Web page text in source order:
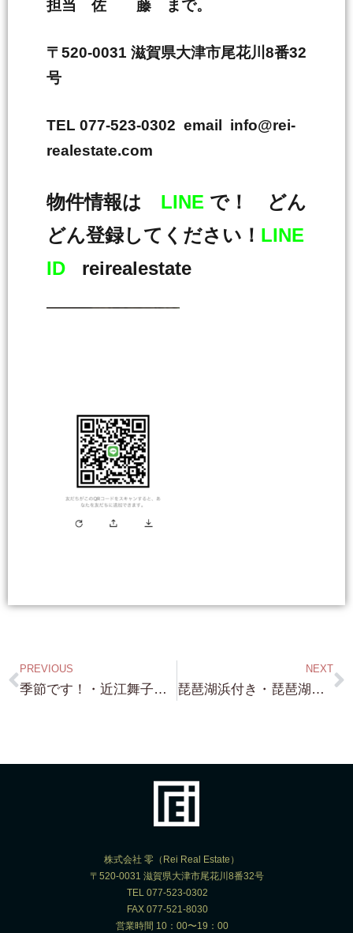
担当 佐 藤 まで。
〒520-0031 滋賀県大津市尾花川8番32
号
TEL 077-523-0302 email info@rei-
realestate.com
物件情報は LINE で！ どん
どん登録してください！ LINE
ID reirealestate
PREVIOUS
季節です！・近江舞子・琵琶湖浜付き・約100坪・前面砂浜！・荒川・琵琶湖浜付き・約350坪など 沢山在庫あり（笑）
NEXT
琵琶湖浜付き・琵琶湖浜前・琵琶湖一望物件・日々 お問い合わせ 案内予約 ありがとうございます！ 琵琶湖に別荘をお探しの方も是非とも！
株式会社 零（Rei Real Estate）
〒520-0031 滋賀県大津市尾花川8番32号
TEL 077-523-0302
FAX 077-521-8030
営業時間 10：00〜19：00